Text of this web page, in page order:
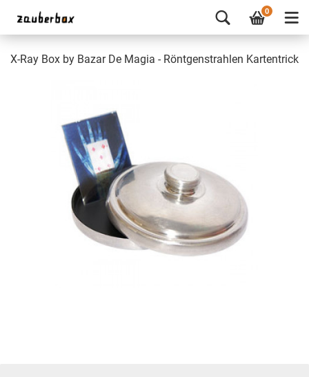
0
X-Ray Box by Bazar De Magia - Röntgenstrahlen Kartentrick